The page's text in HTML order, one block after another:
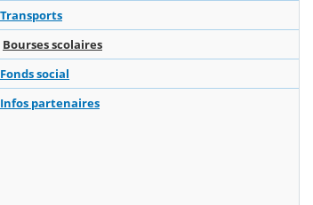
Transports
Bourses scolaires
Fonds social
Infos partenaires